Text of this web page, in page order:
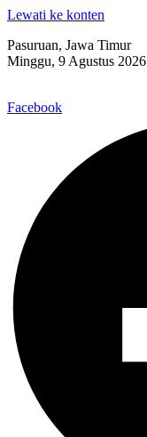
Lewati ke konten
Pasuruan, Jawa Timur
Minggu, 9 Agustus 2026
Facebook